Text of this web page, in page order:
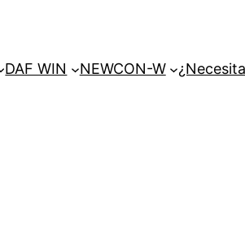
DAF WIN NEWCON-W